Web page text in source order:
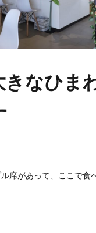
きなひま
席があって、ここで食